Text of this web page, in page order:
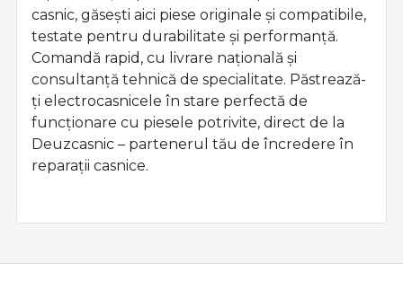
funcționare cu piesele potrivite, direct de la
Deuzcasnic – partenerul tău de încredere în
reparații casnice.